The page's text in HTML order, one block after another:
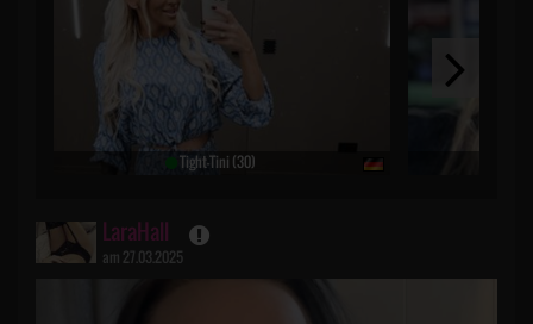
Tight-Tini (30)
LaraHall
am 27.03.2025